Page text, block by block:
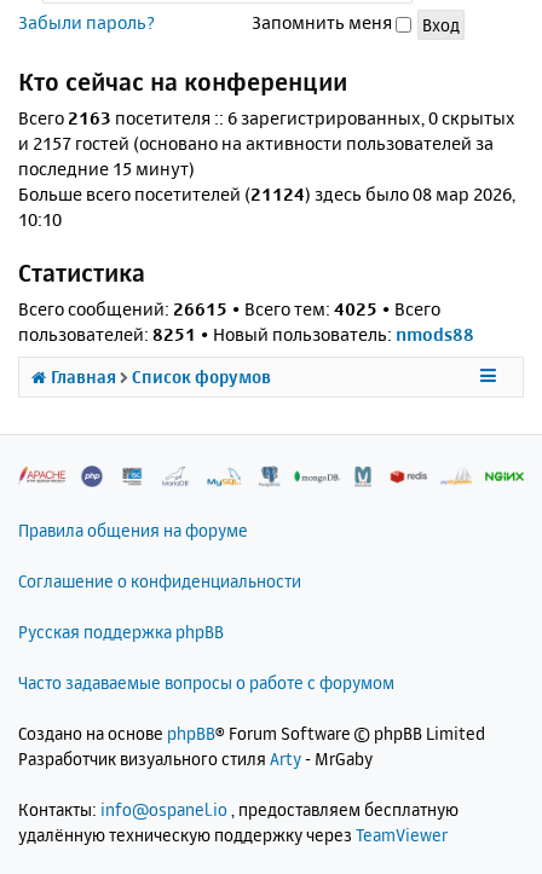
Забыли пароль? Запомнить меня
Кто сейчас на конференции
Всего 2163 посетителя :: 6 зарегистрированных, 0 скрытых
и 2157 гостей (основано на активности пользователей за
последние 15 минут)
Больше всего посетителей (21124) здесь было 08 мар 2026,
10:10
Статистика
Всего сообщений: 26615 • Всего тем: 4025 • Всего
пользователей: 8251 • Новый пользователь: nmods88
Главная Список форумов
Правила общения на форуме
Соглашение о конфиденциальности
Русская поддержка phpBB
Часто задаваемые вопросы о работе с форумом
Создано на основе phpBB® Forum Software © phpBB Limited
Разработчик визуального стиля Arty- MrGaby
Контакты: info@ospanel.io , предоставляем бесплатную
удалённую техническую поддержку через TeamViewer